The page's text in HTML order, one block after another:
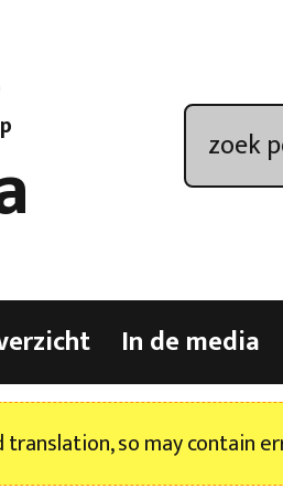
In de media
so may contain